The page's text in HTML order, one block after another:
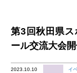
第3回秋田県
ール交流大会
2023.10.10 イ